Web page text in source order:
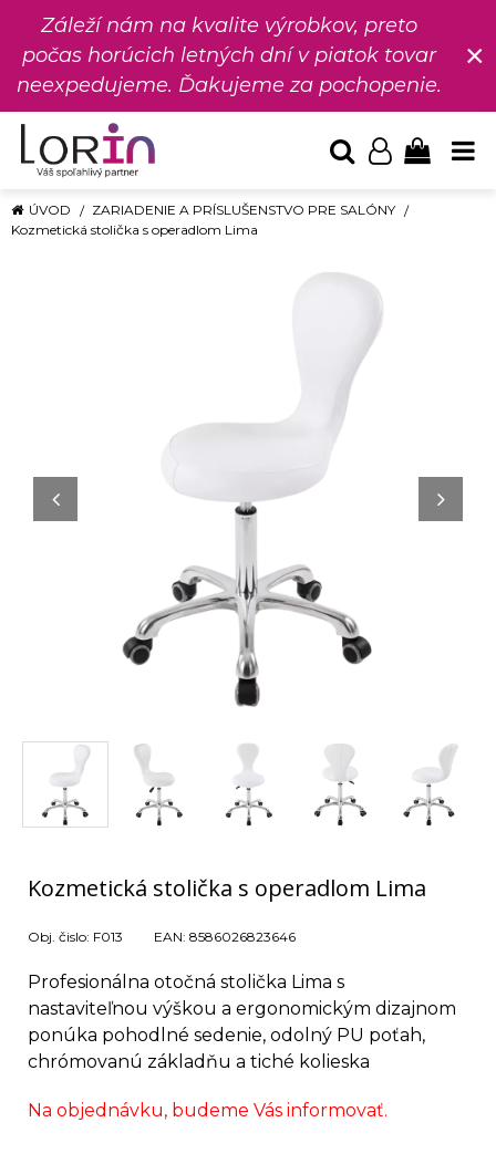
Záleží nám na kvalite výrobkov, preto
počas horúcich letných dní v piatok tovar
neexpedujeme. Ďakujeme za pochopenie.
×
ÚVOD
ZARIADENIE A PRÍSLUŠENSTVO PRE SALÓNY
Kozmetická stolička s operadlom Lima
Kozmetická stolička s operadlom Lima
Obj. čislo: F013 EAN: 8586026823646
Profesionálna otočná stolička Lima s
nastaviteľnou výškou a ergonomickým dizajnom
ponúka pohodlné sedenie, odolný PU poťah,
chrómovanú základňu a tiché kolieska
Na objednávku, budeme Vás informovať.